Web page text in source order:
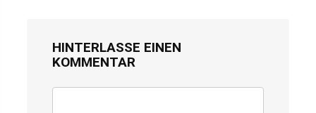
HINTERLASSE EINEN
KOMMENTAR